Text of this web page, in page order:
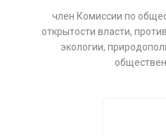
член Комиссии по
открытости власти,
экологии,